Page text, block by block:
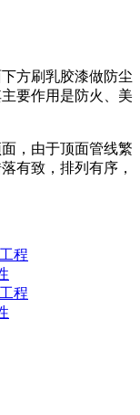
方刷乳胶漆做防尘
要作用是防火、美
，由于顶面管线繁
有致，排列有序，
程
程